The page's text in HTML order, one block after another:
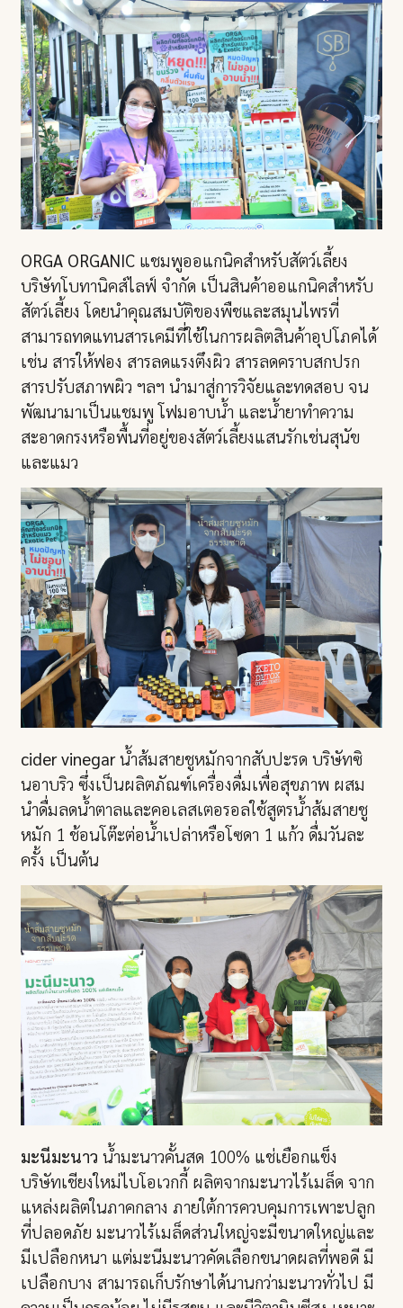
ORGA ORGANIC แชมพูออแกนิคสำหรับสัตว์เลี้ยง
บริษัทโบทานิคส์ไลฟ์ จำกัด เป็นสินค้าออแกนิคสำหรับ
สัตว์เลี้ยง โดยนำคุณสมบัติของพืชและสมุนไพรที่
สามารถทดแทนสารเคมีที่ใช้ในการผลิตสินค้าอุปโภคได้
เช่น สารให้ฟอง สารลดแรงตึงผิว สารลดคราบสกปรก
สารปรับสภาพผิว ฯลฯ นำมาสู่การวิจัยและทดสอบ จน
พัฒนามาเป็นแชมพู โฟมอาบน้ำ และน้ำยาทำความ
สะอาดกรงหรือพื้นที่อยู่ของสัตว์เลี้ยงแสนรักเช่นสุนัข
และแมว
cider vinegarน้ำส้มสายชูหมักจากสับปะรด บริษัทซิ
นอาบริว ซึ่งเป็นผลิตภัณฑ์เครื่องดื่มเพื่อสุขภาพ ผสม
นำดื่มลดน้ำตาลและคอเลสเตอรอลใช้สูตรน้ำส้มสายชู
หมัก 1 ช้อนโต๊ะต่อน้ำเปล่าหรือโซดา 1 แก้ว ดื่มวันละ
ครั้ง เป็นต้น
มะนีมะนาว น้ำมะนาวคั้นสด 100% แช่เยือกแข็ง
บริษัทเชียงใหม่ไบโอเวกกี้ ผลิตจากมะนาวไร้เมล็ด จาก
แหล่งผลิตในภาคกลาง ภายใต้การควบคุมการเพาะปลูก
ที่ปลอดภัย มะนาวไร้เมล็ดส่วนใหญ่จะมีขนาดใหญ่และ
มีเปลือกหนา แต่มะนีมะนาวคัดเลือกขนาดผลที่พอดี มี
เปลือกบาง สามารถเก็บรักษาได้นานกว่ามะนาวทั่วไป มี